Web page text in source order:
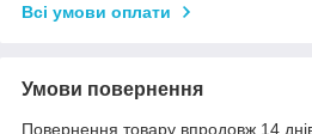
Всі умови оплати
Умови повернення
Повернення товару впродовж 14